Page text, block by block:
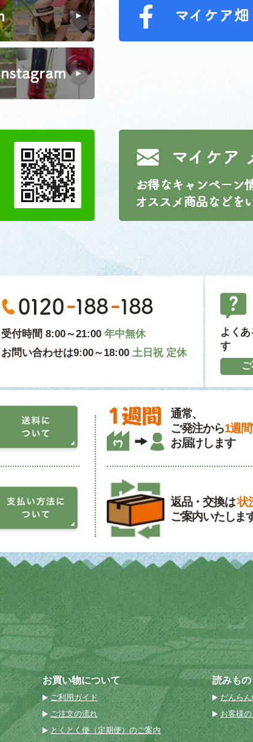
受付時間 8:00～21:00 年中無休
お問い合わせは9:00～18:00 土日祝 定休
よく
す
通常、
ご発注から1週間
お届けします
返品・交換は状
ご案内いたしま
お買い物について
ご利用ガイド
ご注文の流れ
とくとく便（定期便）のご案内
読みもの
だんら
お客様